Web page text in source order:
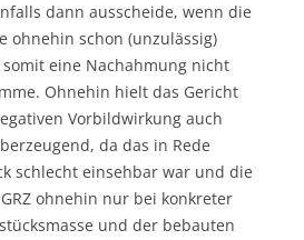
dann ausscheide, wenn die
ohnehin schon (unzulässig)
eine Nachahmung nicht
Ohnehin hielt das Gericht
Vorbildwirkung auch
da das in Rede
schlecht einsehbar war und die
ohnehin nur bei konkreter
und der bebauten